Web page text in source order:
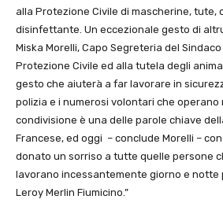
alla Protezione Civile di mascherine, tute,
disinfettante. Un eccezionale gesto di
Miska Morelli, Capo Segreteria del
Protezione Civile ed alla tutela degli
gesto che aiuterà a far lavorare in
polizia e i numerosi volontari che
condivisione è una delle parole chiave
Francese, ed oggi – conclude Morelli –
donato un sorriso a tutte quelle persone
lavorano incessantemente giorno e notte
Leroy Merlin Fiumicino.”